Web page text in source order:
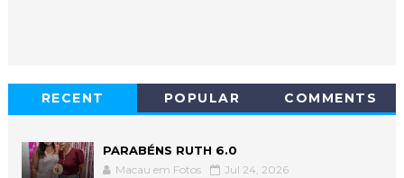
RECENT POPULAR COMMENTS
PARABÉNS RUTH 6.0
Macau em Fotos Jul 24, 2026